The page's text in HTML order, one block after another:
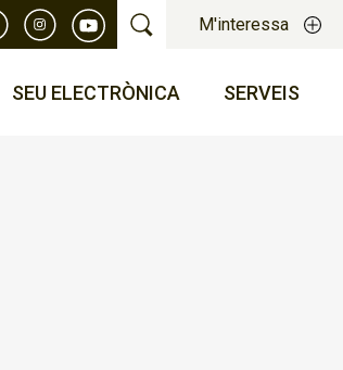
M'interessa
SEU ELECTRÒNICA SERVEIS